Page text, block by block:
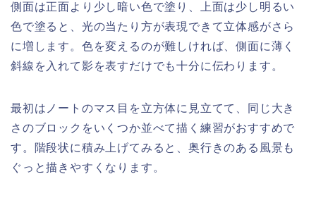
側面は正面より少し暗い色で塗り、上面は少し明るい
色で塗ると、光の当たり方が表現できて立体感がさら
に増します。色を変えるのが難しければ、側面に薄く
斜線を入れて影を表すだけでも十分に伝わります。
最初はノートのマス目を立方体に見立てて、同じ大き
さのブロックをいくつか並べて描く練習がおすすめで
す。階段状に積み上げてみると、奥行きのある風景も
ぐっと描きやすくなります。